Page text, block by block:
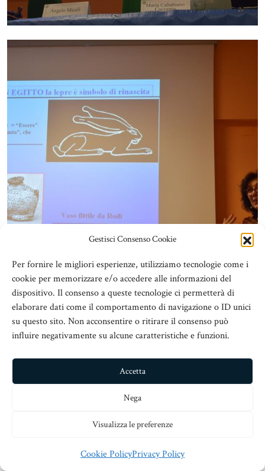
Gestisci Consenso Cookie
Per fornire le migliori esperienze, utilizziamo tecnologie come i
cookie per memorizzare e/o accedere alle informazioni del
dispositivo. Il consenso a queste tecnologie ci permetterà di
elaborare dati come il comportamento di navigazione o ID unici
su questo sito. Non acconsentire o ritirare il consenso può
influire negativamente su alcune caratteristiche e funzioni.
Accetta
Nega
Visualizza le preferenze
Cookie PolicyPrivacy Policy